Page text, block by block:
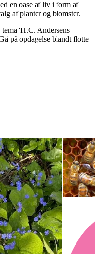
en oase af liv i form af
af planter og blomster.
'H.C. Andersens
på opdagelse blandt flotte